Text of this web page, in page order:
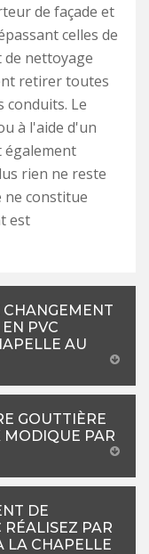
de façade et
celles de
nettoyage
retirer toutes
conduits. Le
à l'aide d'un
rien ne reste
ne constitue
est
CHANGEMENT
PVC
AU
GOUTTIÈRE
MODIQUE PAR
DE
PAR
LA CHAPELLE